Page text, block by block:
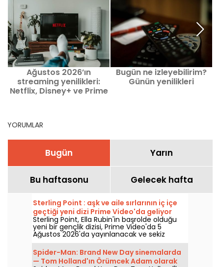
Ağustos 2026’ın
streaming yenilikleri:
Netflix, Disney+ ve Prime
Bugün ne izleyebilirim?
Günün yenilikleri
YORUMLAR
Bugün Yarın
Bu haftasonu Gelecek hafta
Sterling Point : aşk ve aile sırlarının iç içe
geçtiği yeni dizi Prime Video'da geliyor
Sterling Point, Ella Rubin'in başrolde olduğu
yeni bir gençlik dizisi, Prime Video'da 5
Ağustos 2026'da yayınlanacak ve sekiz
bölümden oluşuyor.
Spider-Man: Brand New Day sinemalarda
— Tom Holland'ın Örümcek Adam olarak